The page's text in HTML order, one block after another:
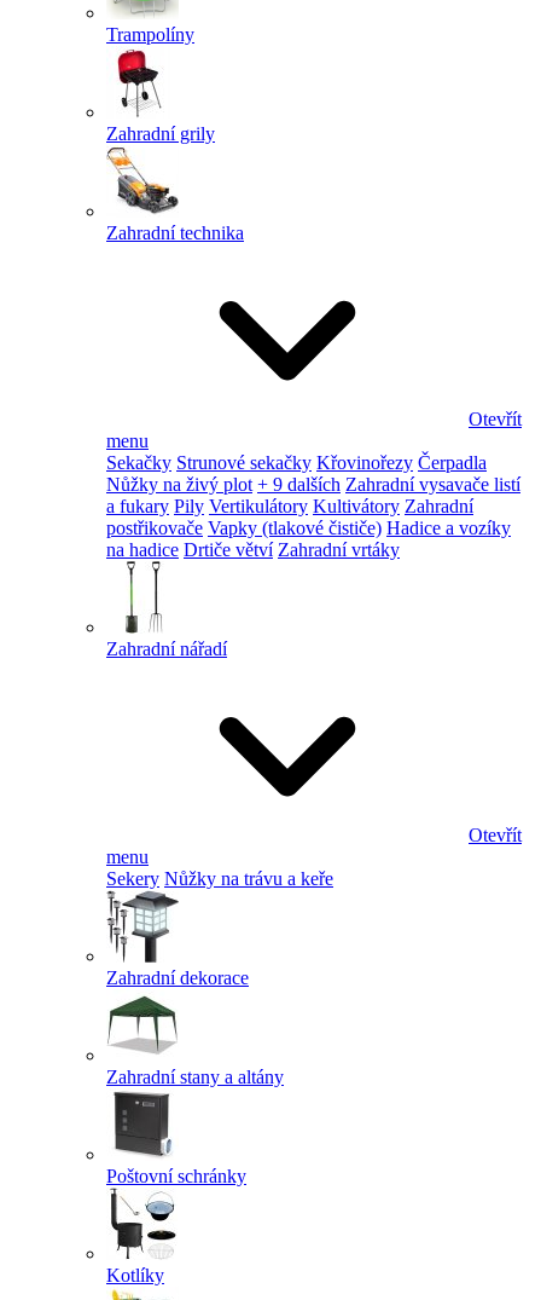
Trampolíny
Zahradní grily
Zahradní technika
Otevřít
menu
Sekačky Strunové sekačky Křovinořezy Čerpadla
Nůžky na živý plot + 9 dalších Zahradní vysavače listí
a fukary Pily Vertikulátory Kultivátory Zahradní
postřikovače Vapky (tlakové čističe) Hadice a vozíky
na hadice Drtiče větví Zahradní vrtáky
Zahradní nářadí
Otevřít
menu
Sekery Nůžky na trávu a keře
Zahradní dekorace
Zahradní stany a altány
Poštovní schránky
Kotlíky